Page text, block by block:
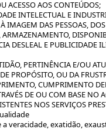
ACESSO AOS CONTEÚDOS;
INTELECTUAL E
DAS PESSOAS,
DESLEAL E
PERTINÊNCIA E/OU
PROPÓSITO, OU DA
CUMPRIMENTO
DE OU COM BASE NO
NOS SERVIÇOS
a veracidade, exatidão,